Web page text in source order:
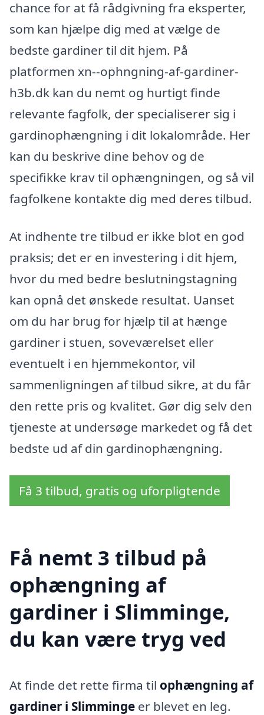
chance for at få rådgivning fra eksperter,
som kan hjælpe dig med at vælge de
bedste gardiner til dit hjem. På
platformen xn--ophngning-af-gardiner-
h3b.dk kan du nemt og hurtigt finde
relevante fagfolk, der specialiserer sig i
gardinophængning i dit lokalområde. Her
kan du beskrive dine behov og de
specifikke krav til ophængningen, og så vil
fagfolkene kontakte dig med deres tilbud.
At indhente tre tilbud er ikke blot en god
praksis; det er en investering i dit hjem,
hvor du med bedre beslutningstagning
kan opnå det ønskede resultat. Uanset
om du har brug for hjælp til at hænge
gardiner i stuen, soveværelset eller
eventuelt i en hjemmekontor, vil
sammenligningen af tilbud sikre, at du får
den rette pris og kvalitet. Gør dig selv den
tjeneste at undersøge markedet og få det
bedste ud af din gardinophængning.
Få 3 tilbud, gratis og uforpligtende
Få nemt 3 tilbud på
ophængning af
gardiner i Slimminge,
du kan være tryg ved
At finde det rette firma til ophængning af
gardiner i Slimminge er blevet en leg.